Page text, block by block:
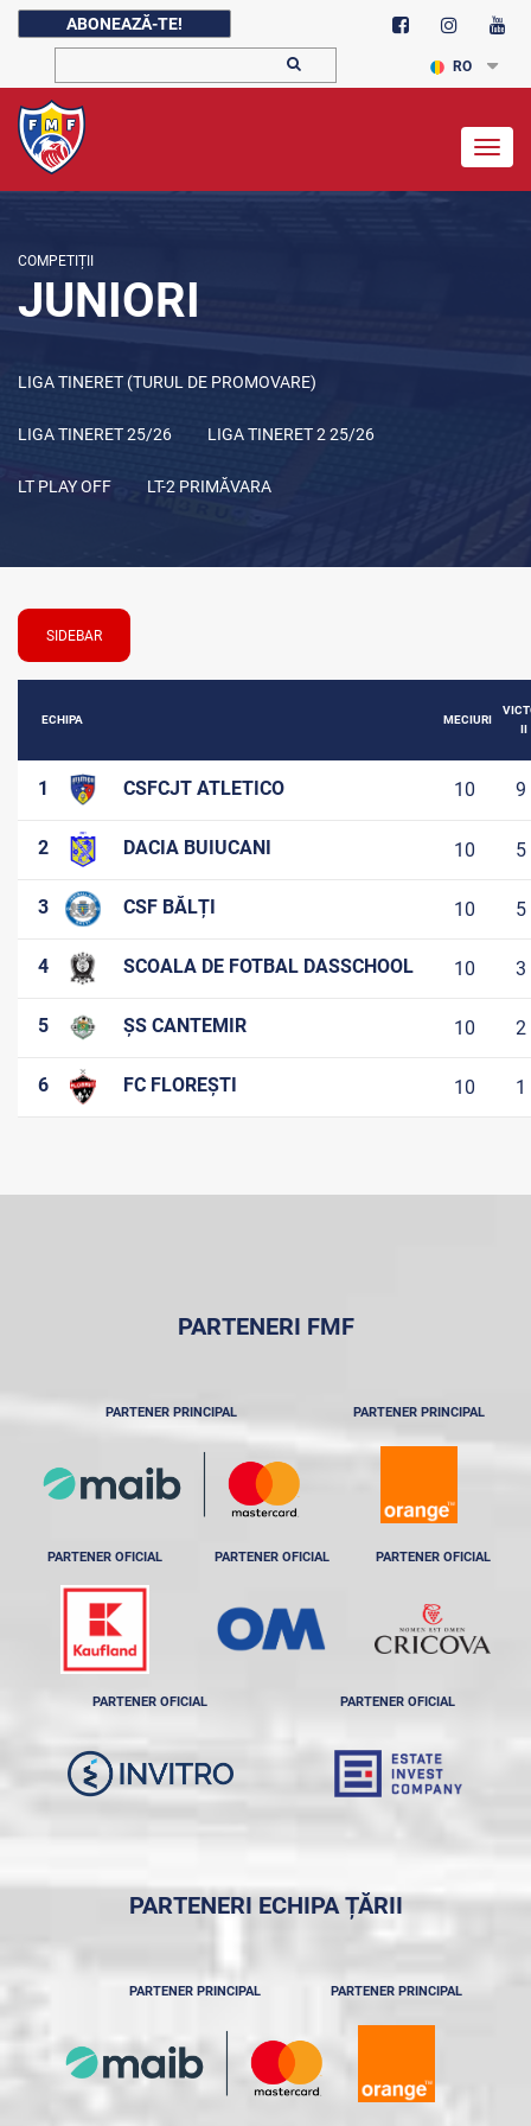
ABONEAZĂ-TE!
RO
COMPETIȚII
JUNIORI
LIGA TINERET (TURUL DE PROMOVARE)
LIGA TINERET 25/26 LIGA TINERET 2 25/26
LT PLAY OFF LT-2 PRIMĂVARA
SIDEBAR
ECHIPA MECIURI
II
1 CSFCJT ATLETICO 10 9
2 DACIA BUIUCANI 10 5
3 CSF BĂLȚI 10 5
4 SCOALA DE FOTBAL DASSCHOOL 10 3
5 ȘS CANTEMIR 10 2
6 FC FLOREȘTI 10 1
PARTENERI FMF
PARTENER PRINCIPAL PARTENER PRINCIPAL
PARTENER OFICIAL PARTENER OFICIAL PARTENER OFICIAL
PARTENER OFICIAL PARTENER OFICIAL
PARTENERI ECHIPA ȚĂRII
PARTENER PRINCIPAL PARTENER PRINCIPAL